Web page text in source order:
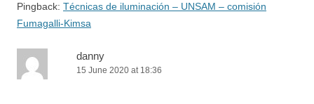
Pingback: Técnicas de iluminación – UNSAM – comisión
Fumagalli-Kimsa
danny
15 June 2020 at 18:36